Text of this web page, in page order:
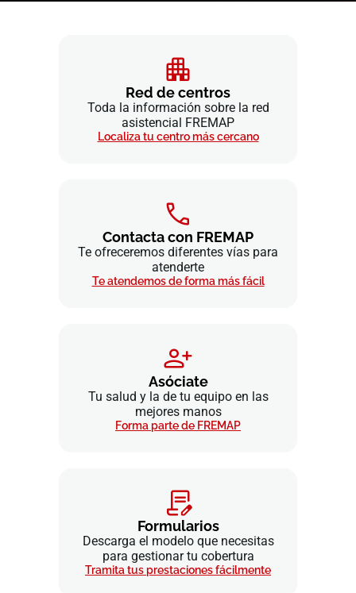
Red de centros
Toda la información sobre la red
asistencial FREMAP
Localiza tu centro más cercano
Contacta con FREMAP
Te ofreceremos diferentes vías para
atenderte
Te atendemos de forma más fácil
Asóciate
Tu salud y la de tu equipo en las
mejores manos
Forma parte de FREMAP
Formularios
Descarga el modelo que necesitas
para gestionar tu cobertura
Tramita tus prestaciones fácilmente